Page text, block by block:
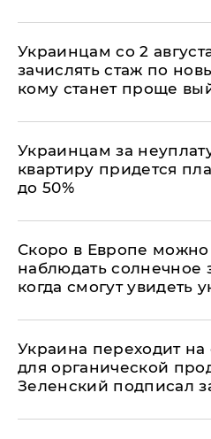
Украинцам со 2
зачислять стаж по
кому станет проще
Украинцам за
квартиру придется
до 50%
Скоро в Европе можно
наблюдать солнечное
когда смогут увидеть
Украина переходит на
для органической
Зеленский подписал